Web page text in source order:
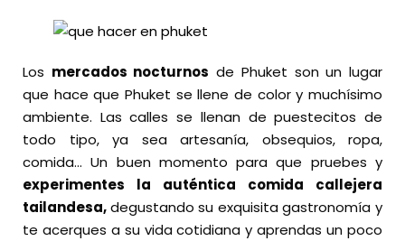
Los mercados nocturnos de Phuket son un lugar
que hace que Phuket se llene de color y muchísimo
ambiente. Las calles se llenan de puestecitos de
todo tipo, ya sea artesanía, obsequios, ropa,
comida… Un buen momento para que pruebes y
experimentes la auténtica comida callejera
tailandesa,degustando su exquisita gastronomía y
te acerques a su vida cotidiana y aprendas un poco